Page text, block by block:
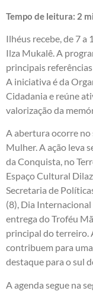
Tempo de leitura: 2
Ilhéus recebe, de 7 a
Ilza Mukalê. A
principais
A iniciativa é da
Cidadania e reúne
valorização da
A abertura ocorre no
Mulher. A ação leva
da Conquista, no
Espaço Cultural
Secretaria de
(8), Dia
entrega do Troféu
principal do terreiro.
contribuem para
destaque para o sul
A agenda segue na